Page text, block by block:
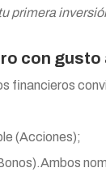
primera
con gusto
financieros
(Acciones);